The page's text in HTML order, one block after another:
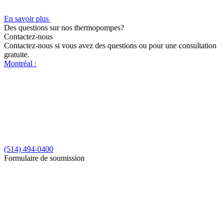
En savoir plus
Des questions sur nos thermopompes?
Contactez-nous
Contactez-nous si vous avez des questions ou pour une consultation
gratuite.
Montréal :
(514) 494-0400
Formulaire de soumission